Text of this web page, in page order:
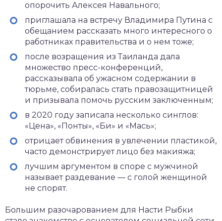
опорочить Алексея Навального;
приглашала на встречу Владимира Путина с
обещанием рассказать много интересного о
работниках правительства и о нем тоже;
после возращения из Таиланда дала
множество пресс-конференций,
рассказывала об ужасном содержании в
тюрьме, собиралась стать правозащитницей
и призывала помочь русским заключенным;
в 2020 году записала несколько синглов:
«Цена», «Понты», «Би» и «Мась»;
отрицает обвинения в увлечении пластикой,
часто демонстрирует лицо без макияжа;
лучшим аргументом в споре с мужчиной
называет раздевание — с голой женщиной
не спорят.
Большим разочарованием для Насти Рыбки